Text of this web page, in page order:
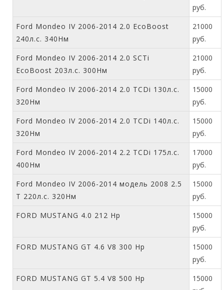
руб.
Ford Mondeo IV 2006-2014 2.0 EcoBoost
240л.с. 340Нм
21000
руб.
Ford Mondeo IV 2006-2014 2.0 SCTi
EcoBoost 203л.с. 300Нм
21000
руб.
Ford Mondeo IV 2006-2014 2.0 TCDi 130л.с.
320Нм
15000
руб.
Ford Mondeo IV 2006-2014 2.0 TCDi 140л.с.
320Нм
15000
руб.
Ford Mondeo IV 2006-2014 2.2 TCDi 175л.с.
400Нм
17000
руб.
Ford Mondeo IV 2006-2014 модель 2008 2.5
T 220л.с. 320Нм
15000
руб.
FORD MUSTANG 4.0 212 Hp
15000
руб.
FORD MUSTANG GT 4.6 V8 300 Hp
15000
руб.
FORD MUSTANG GT 5.4 V8 500 Hp
15000